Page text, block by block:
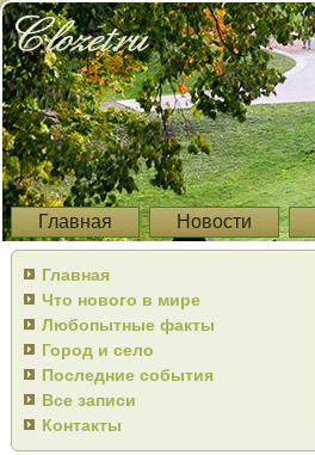
Главная Новости
Главная
Что нового в мире
Любопытные факты
Город и село
Последние события
Все записи
Контакты